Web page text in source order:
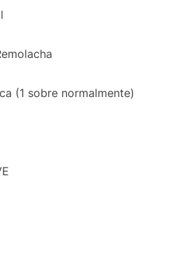
(1 sobre normalmente)